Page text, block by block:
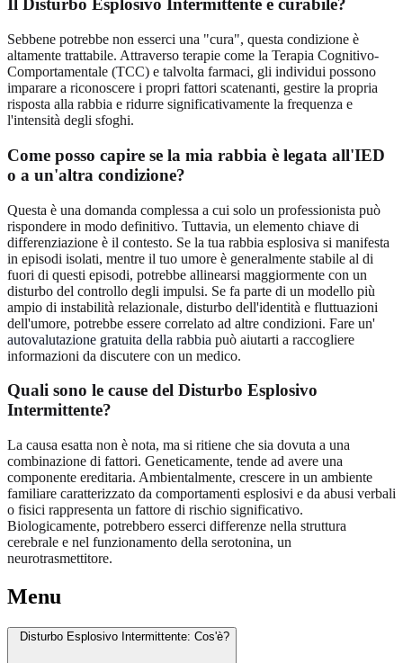
Il Disturbo Esplosivo Intermittente è curabile?
Sebbene potrebbe non esserci una "cura", questa condizione è
altamente trattabile. Attraverso terapie come la Terapia Cognitivo-
Comportamentale (TCC) e talvolta farmaci, gli individui possono
imparare a riconoscere i propri fattori scatenanti, gestire la propria
risposta alla rabbia e ridurre significativamente la frequenza e
l'intensità degli sfoghi.
Come posso capire se la mia rabbia è legata all'IED
o a un'altra condizione?
Questa è una domanda complessa a cui solo un professionista può
rispondere in modo definitivo. Tuttavia, un elemento chiave di
differenziazione è il contesto. Se la tua rabbia esplosiva si manifesta
in episodi isolati, mentre il tuo umore è generalmente stabile al di
fuori di questi episodi, potrebbe allinearsi maggiormente con un
disturbo del controllo degli impulsi. Se fa parte di un modello più
ampio di instabilità relazionale, disturbo dell'identità e fluttuazioni
dell'umore, potrebbe essere correlato ad altre condizioni. Fare un'
autovalutazione gratuita della rabbia può aiutarti a raccogliere
informazioni da discutere con un medico.
Quali sono le cause del Disturbo Esplosivo
Intermittente?
La causa esatta non è nota, ma si ritiene che sia dovuta a una
combinazione di fattori. Geneticamente, tende ad avere una
componente ereditaria. Ambientalmente, crescere in un ambiente
familiare caratterizzato da comportamenti esplosivi e da abusi verbali
o fisici rappresenta un fattore di rischio significativo.
Biologicamente, potrebbero esserci differenze nella struttura
cerebrale e nel funzionamento della serotonina, un
neurotrasmettitore.
Menu
Disturbo Esplosivo Intermittente: Cos'è?